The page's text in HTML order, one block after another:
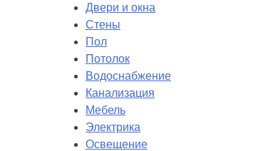
Двери и окна
Стены
Пол
Потолок
Водоснабжение
Канализация
Мебель
Электрика
Освещение